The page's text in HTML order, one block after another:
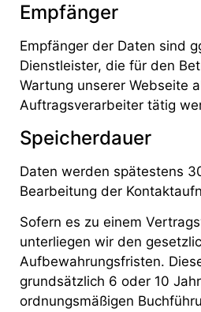
Empfänger
Empfänger der Daten sind
Dienstleister, die für den
Wartung unserer Webseite
Auftragsverarbeiter tätig
Speicherdauer
Daten werden spätestens
Bearbeitung der
Sofern es zu einem
unterliegen wir den
Aufbewahrungsfristen.
grundsätzlich 6 oder 10
ordnungsmäßigen